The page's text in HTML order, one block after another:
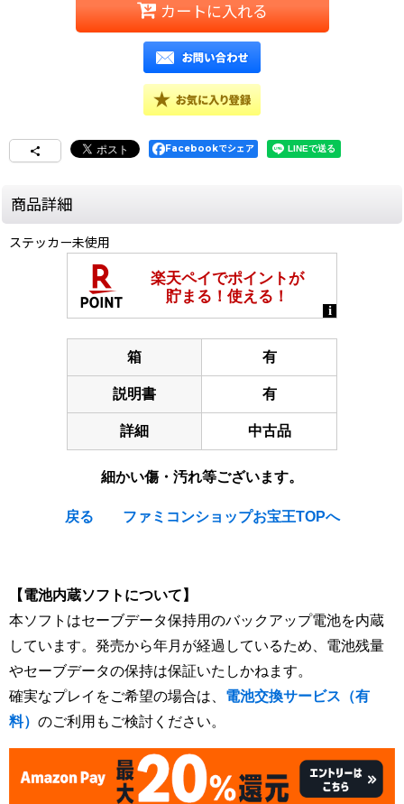
カートに入れる
Facebookでシェア
商品詳細
ステッカー未使用
箱 有
説明書 有
詳細 中古品
細かい傷・汚れ等ございます。
戻る ファミコンショップお宝王TOPへ
【電池内蔵ソフトについて】
本ソフトはセーブデータ保持用のバックアップ電池を内蔵
しています。発売から年月が経過しているため、電池残量
やセーブデータの保持は保証いたしかねます。
確実なプレイをご希望の場合は、 電池交換サービス（有
料） のご利用もご検討ください。